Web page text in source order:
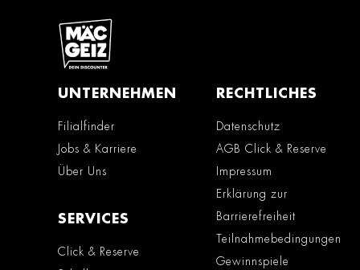
UNTERNEHMEN
Filialfinder
Jobs & Karriere
Über Uns
SERVICES
Click & Reserve
RECHTLICHES
Datenschutz
AGB Click & Reserve
Impressum
Erklärung zur
Barrierefreiheit
Teilnahmebedingungen
Gewinnspiele